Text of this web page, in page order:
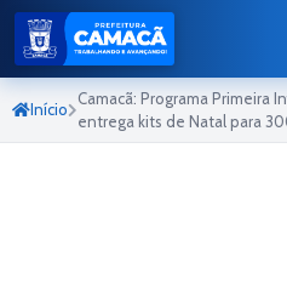
Início
Camacã: Programa Primeira
entrega kits de Natal para